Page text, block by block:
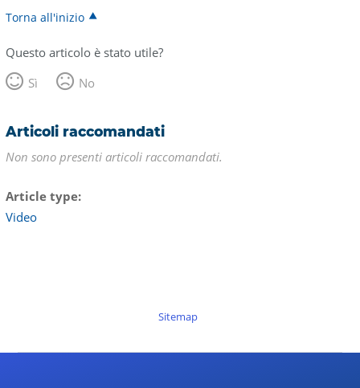
Torna all'inizio
Questo articolo è stato utile?
Sì
No
Articoli raccomandati
Non sono presenti articoli raccomandati.
Article type
Video
Sitemap